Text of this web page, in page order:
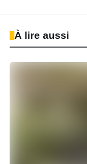
À lire aussi